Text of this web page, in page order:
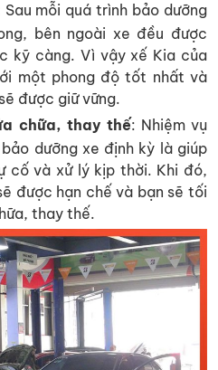
Sau mỗi quá trình bảo dưỡng
bên ngoài xe đều được
kỹ càng. Vì vậy xế Kia của
một phong độ tốt nhất và
được giữ vững.
chữa, thay thế: Nhiệm vụ
dưỡng xe định kỳ là giúp
cố và xử lý kịp thời. Khi đó,
được hạn chế và bạn sẽ tối
thay thế.